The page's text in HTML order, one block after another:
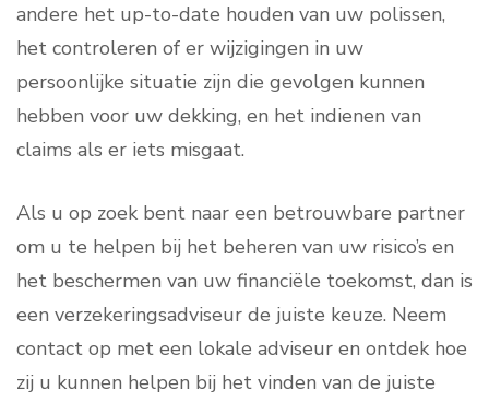
andere het up-to-date houden van uw polissen,
het controleren of er wijzigingen in uw
persoonlijke situatie zijn die gevolgen kunnen
hebben voor uw dekking, en het indienen van
claims als er iets misgaat.
Als u op zoek bent naar een betrouwbare partner
om u te helpen bij het beheren van uw risico’s en
het beschermen van uw financiële toekomst, dan is
een verzekeringsadviseur de juiste keuze. Neem
contact op met een lokale adviseur en ontdek hoe
zij u kunnen helpen bij het vinden van de juiste